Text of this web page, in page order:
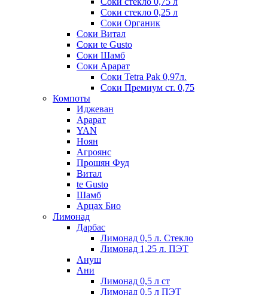
Соки стекло 0,25 л
Соки Органик
Соки Витал
Соки te Gusto
Соки Шамб
Соки Арарат
Соки Tetra Pak 0,97л.
Соки Премиум ст. 0,75
Компоты
Иджеван
Арарат
YAN
Ноян
Агроянс
Прошян Фуд
Витал
te Gusto
Шамб
Арцах Био
Лимонад
Дарбас
Лимонад 0,5 л. Стекло
Лимонад 1,25 л. ПЭТ
Ануш
Ани
Лимонад 0,5 л ст
Лимонад 0,5 л ПЭТ